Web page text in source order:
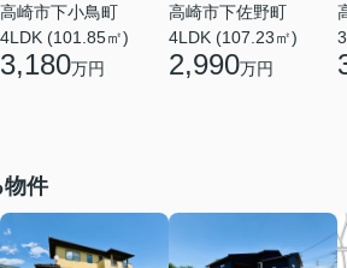
高崎市下小鳥町
4LDK (101.85㎡)
3,180万円
高崎市下佐野町
4LDK (107.23㎡)
2,990万円
物件